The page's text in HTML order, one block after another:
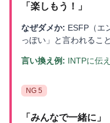
「 楽しもう！ 」
なぜダメか: ESFP（エ
っぽい」と言われるこ
言い換え例: INTPに伝
NG 5
「 みんなで一緒に 」